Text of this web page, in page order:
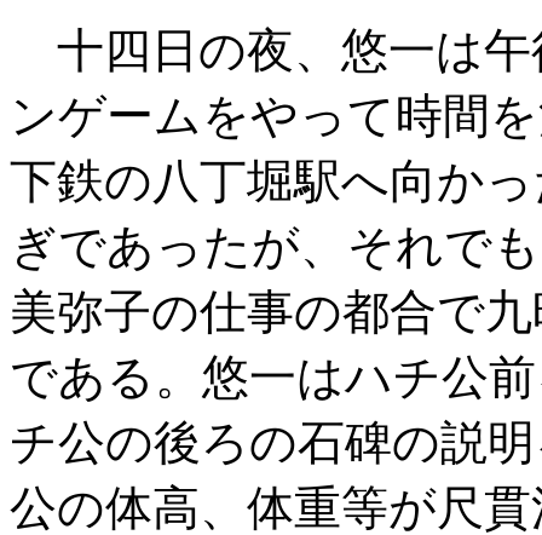
十四日の夜、悠一は午
ンゲームをやって時間
下鉄の八丁堀駅へ向か
ぎであったが、それで
美弥子の仕事の都合で
である。悠一はハチ公
チ公の後ろの石碑の説
公の体高、体重等が尺